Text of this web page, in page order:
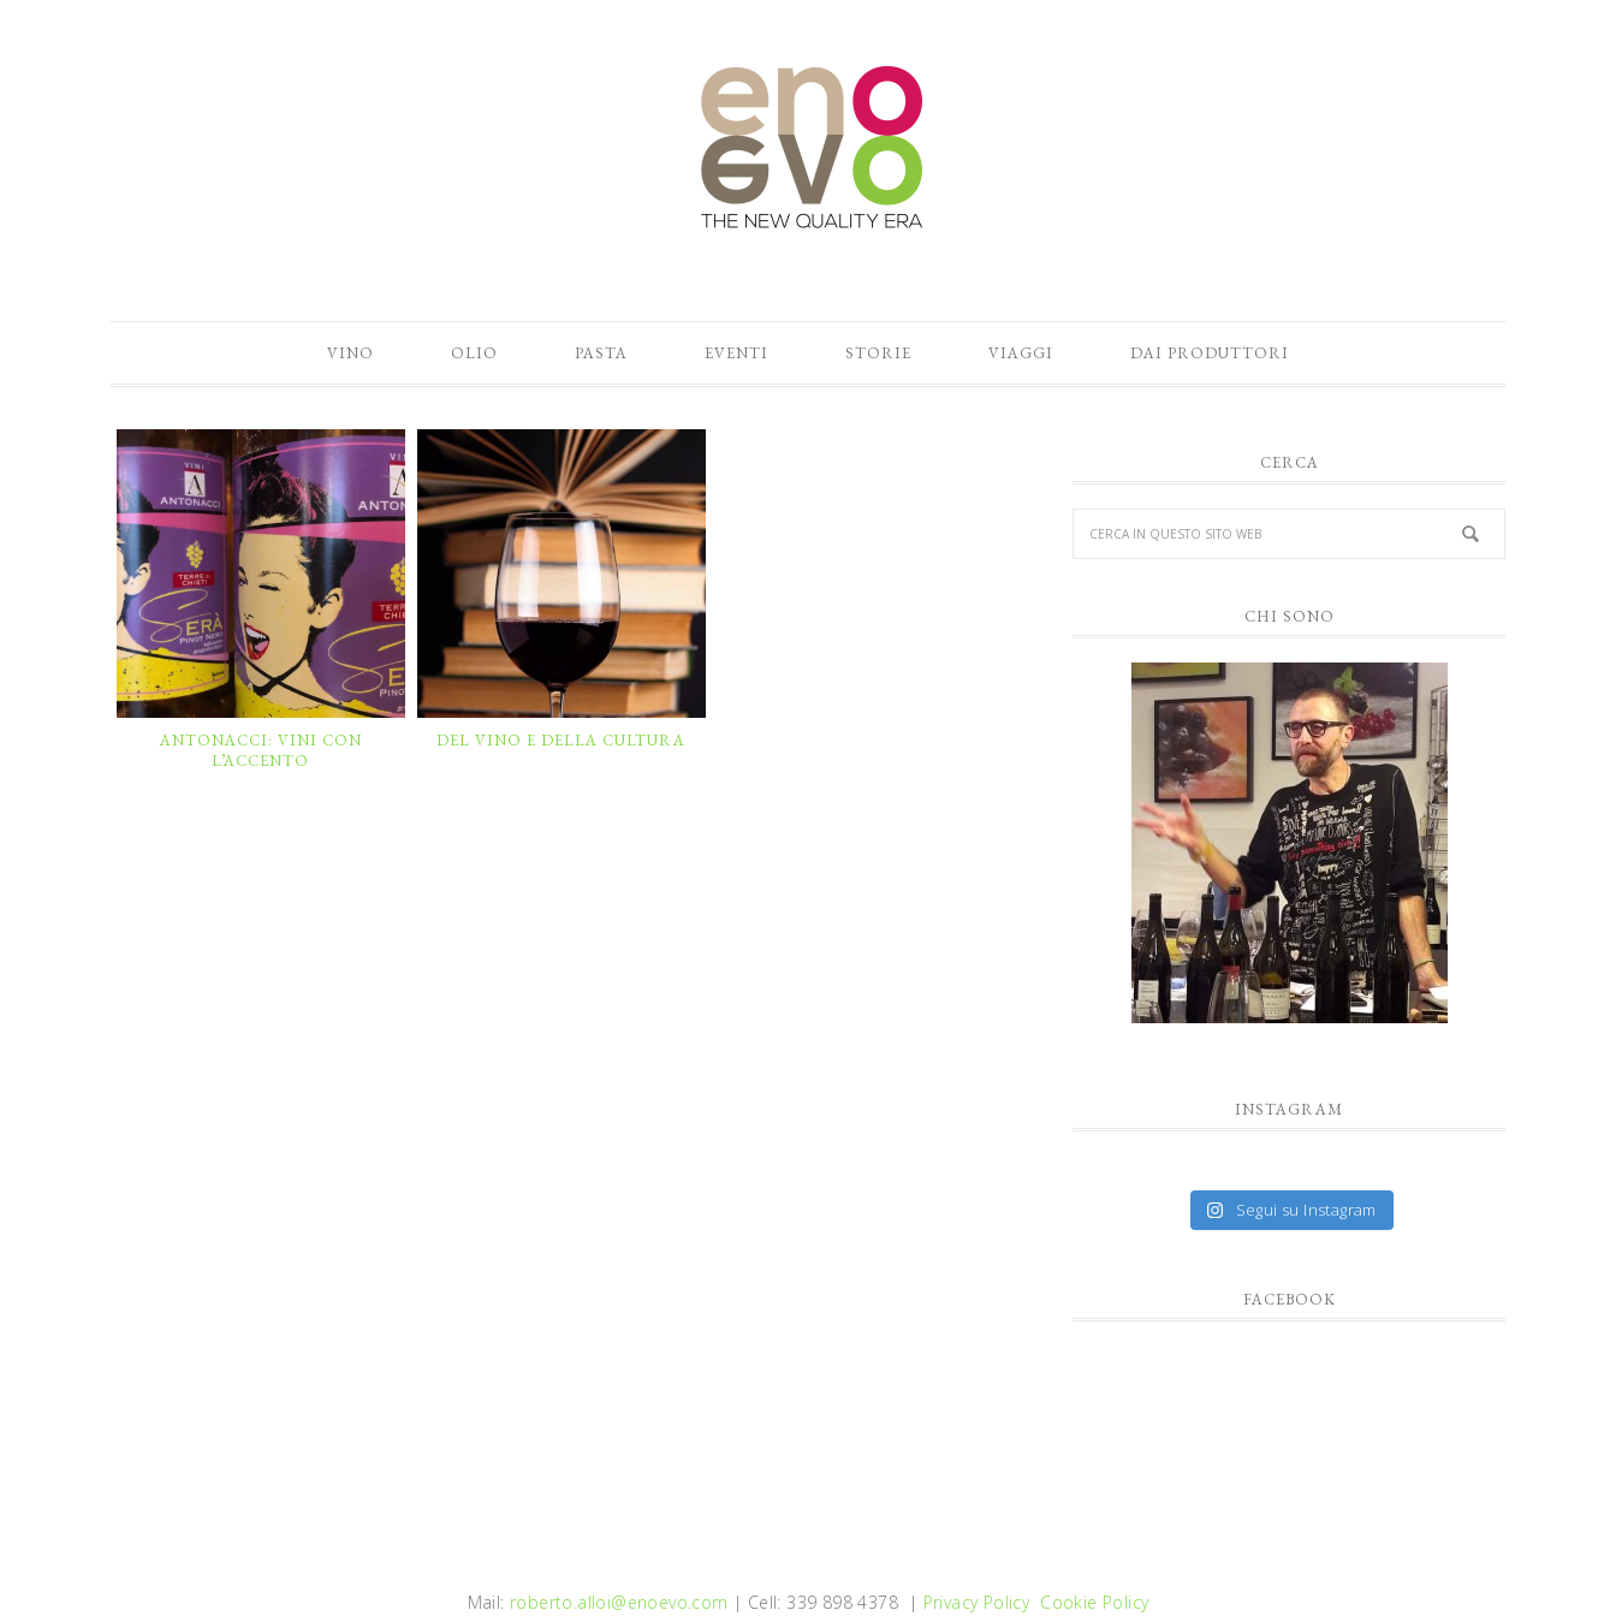
VINO OLIO PASTA EVENTI STORIE VIAGGI DAI PRODUTTORI
ANTONACCI: VINI CON
L’ACCENTO
DEL VINO E DELLA CULTURA
CERCA
CHI SONO
INSTAGRAM
Segui su Instagram
FACEBOOK
Mail: roberto.alloi@enoevo.com | Cell: 339 898 4378 | Privacy Policy Cookie Policy